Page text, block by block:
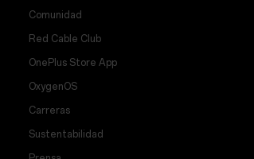
Comunidad
Red Cable Club
OnePlus Store App
OxygenOS
Carreras
Sustentabilidad